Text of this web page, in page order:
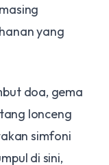
yang
doa, gema
lonceng
simfoni
di sini,